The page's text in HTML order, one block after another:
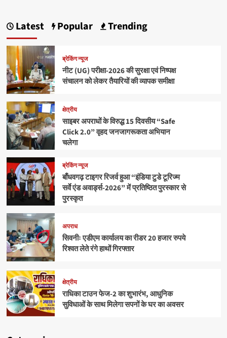
Latest Popular Trending
ब्रेकिंग न्यूज
नीट (UG) परीक्षा-2026 की सुरक्षा एवं निष्पक्ष
संचालन को लेकर तैयारियों की व्यापक समीक्षा
क्षेत्रीय
साइबर अपराधों के विरुद्ध 15 दिवसीय “Safe
Click 2.0” वृहद जनजागरूकता अभियान
चलेगा
ब्रेकिंग न्यूज
बाँधवगढ़ टाइगर रिजर्व हुआ “इंडिया टुडे टूरिज्म
सर्वे एंड अवार्ड्स-2026” में प्रतिष्ठित पुरस्कार से
पुरस्कृत
अपराध
सिवनीः एडीएम कार्यालय का रीडर 20 हजार रुपये
रिश्वत लेते रंगे हाथों गिरफ्तार
क्षेत्रीय
राधिका टाउन फेज-2 का शुभारंभ, आधुनिक
सुविधाओं के साथ मिलेगा सपनों के घर का अवसर